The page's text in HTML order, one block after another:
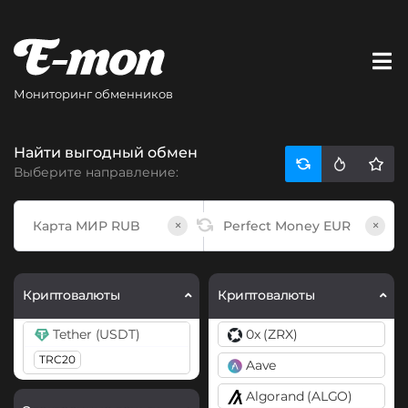
Мониторинг обменников
Найти выгодный обмен
Выберите направление:
× ×
Криптовалюты
Tether (USDT)
TRC20
Криптовалюты
0x (ZRX)
Aave
Algorand (ALGO)